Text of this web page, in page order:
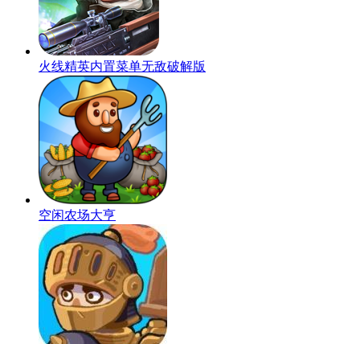
火线精英内置菜单无敌破解版
空闲农场大亨